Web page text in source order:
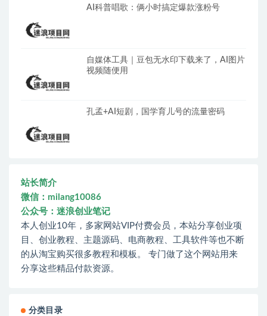
AI科普唱歌：俩小时搞定爆款涨粉号
自媒体工具｜豆包无水印下载来了，AI图片
视频随便用
孔孟+AI短剧，国学育儿号的流量密码
站长简介
微信：milang10086
公众号：迷浪创业笔记
本人创业10年，多家网站VIP付费会员，本站分享创业项
目、创业教程、主题源码、电商教程、工具软件等也不断
的从淘宝购买很多教程和模板。 专门做了这个网站用来
分享这些精品付款资源。
分类目录